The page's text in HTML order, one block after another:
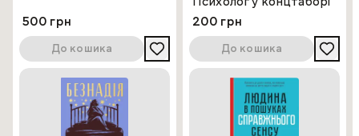
500 грн
До кошика
200 грн
До кошика